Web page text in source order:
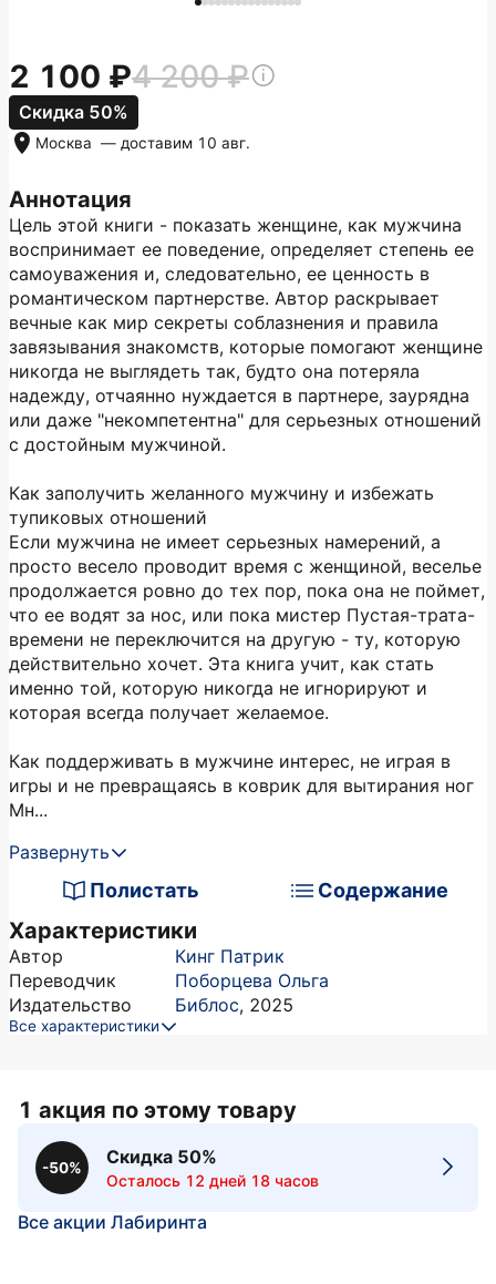
Аннотация
Цель этой книги - показать женщине, как мужчина
воспринимает ее поведение, определяет степень ее
самоуважения и, следовательно, ее ценность в
романтическом партнерстве. Автор раскрывает
вечные как мир секреты соблазнения и правила
завязывания знакомств, которые помогают женщине
никогда не выглядеть так, будто она потеряла
надежду, отчаянно нуждается в партнере, заурядна
или даже "некомпетентна" для серьезных отношений
с достойным мужчиной.
Как заполучить желанного мужчину и избежать
тупиковых отношений
Если мужчина не имеет серьезных намерений, а
просто весело проводит время с женщиной, веселье
продолжается ровно до тех пор, пока она не поймет,
что ее водят за нос, или пока мистер Пустая-трата-
времени не переключится на другую - ту, которую
действительно хочет. Эта книга учит, как стать
именно той, которую никогда не игнорируют и
которая всегда получает желаемое.
Как поддерживать в мужчине интерес, не играя в
игры и не превращаясь в коврик для вытирания ног
Мн...
Развернуть
Полистать Содержание
Характеристики
Автор
Кинг Патрик
Переводчик
Поборцева Ольга
Издательство
Библос, 2025
Все характеристики
2 100 4 200
Скидка 50%
Москва — доставим 10 авг.
1 акция по этому товару
-50%
Скидка 50%
Осталось 12 дней 18 часов
Все акции Лабиринта